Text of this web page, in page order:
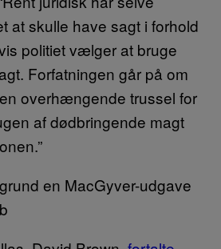
at skulle have sagt i forhold
politiet vælger at bruge
Forfatningen går på om
overhængende trussel for
af dødbringende magt
en MacGyver-udgave